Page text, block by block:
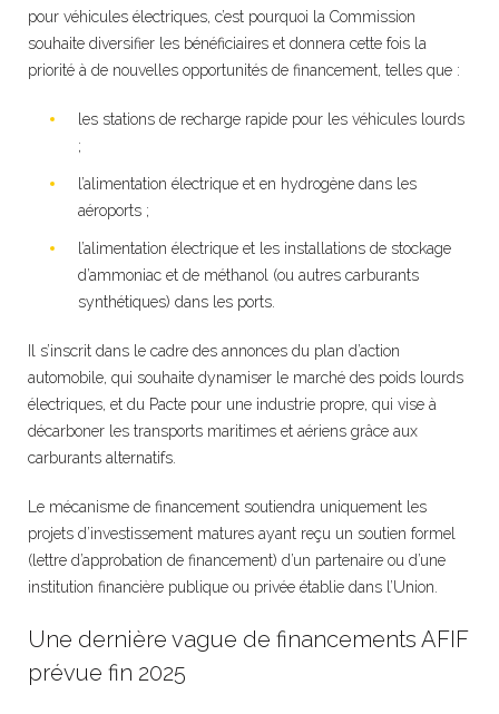
pour véhicules électriques, c’est pourquoi la Commission
souhaite diversifier les bénéficiaires et donnera cette fois la
priorité à de nouvelles opportunités de financement, telles que :
les stations de recharge rapide pour les véhicules lourds
;
l’alimentation électrique et en hydrogène dans les
aéroports ;
l’alimentation électrique et les installations de stockage
d’ammoniac et de méthanol (ou autres carburants
synthétiques) dans les ports.
Il s’inscrit dans le cadre des annonces du plan d’action
automobile, qui souhaite dynamiser le marché des poids lourds
électriques, et du Pacte pour une industrie propre, qui vise à
décarboner les transports maritimes et aériens grâce aux
carburants alternatifs.
Le mécanisme de financement soutiendra uniquement les
projets d’investissement matures ayant reçu un soutien formel
(lettre d’approbation de financement) d’un partenaire ou d’une
institution financière publique ou privée établie dans l’Union.
Une dernière vague de financements AFIF
prévue fin 2025